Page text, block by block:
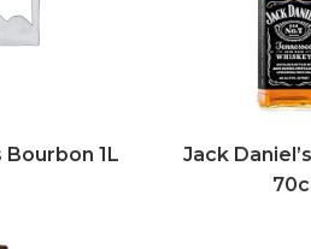
Bourbon 1L
Jack